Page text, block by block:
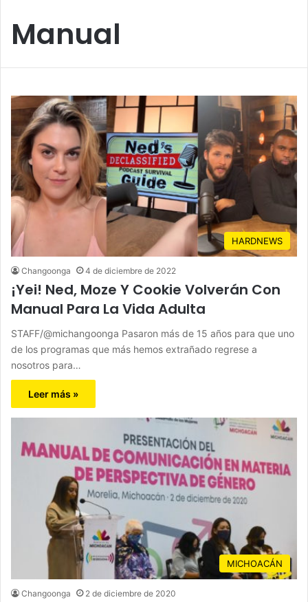
Manual
HARDNEWS
Changoonga 4 de diciembre de 2022
¡Yei! Ned, Moze Y Cookie Volverán Con
Manual Para La Vida Adulta
STAFF/@michangoonga Pasaron más de 15 años para que uno
de los programas que más hemos extrañado regrese a
nosotros para…
Leer más »
MICHOACÁN
Changoonga 2 de diciembre de 2020